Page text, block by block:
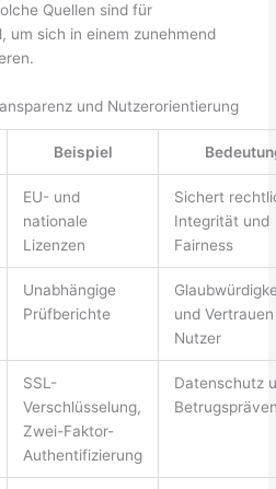
Quellen sind für
um sich in einem zunehmend
und Nutzerorientierung
Beispiel
EU- und
nationale
Lizenzen
Sichert
Integrität und
Fairness
Unabhängige
Prüfberichte
und
Nutzer
SSL-
Verschlüsselung,
Zwei-Faktor-
Authentifizierung
Datenschutz